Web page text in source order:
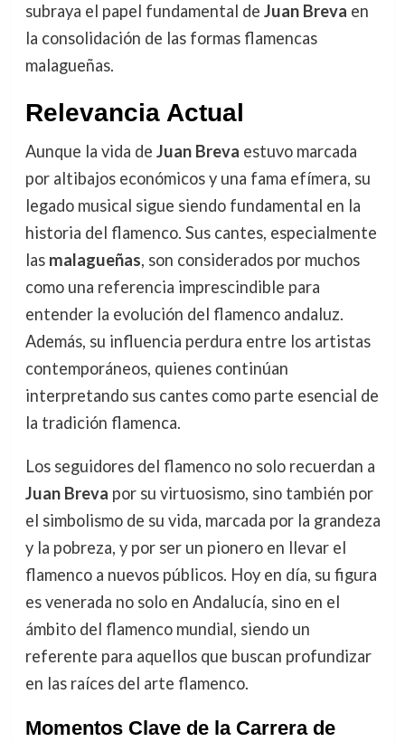
subraya el papel fundamental de Juan Breva en
la consolidación de las formas flamencas
malagueñas.
Relevancia Actual
Aunque la vida de Juan Breva estuvo marcada
por altibajos económicos y una fama efímera, su
legado musical sigue siendo fundamental en la
historia del flamenco. Sus cantes, especialmente
las malagueñas, son considerados por muchos
como una referencia imprescindible para
entender la evolución del flamenco andaluz.
Además, su influencia perdura entre los artistas
contemporáneos, quienes continúan
interpretando sus cantes como parte esencial de
la tradición flamenca.
Los seguidores del flamenco no solo recuerdan a
Juan Breva por su virtuosismo, sino también por
el simbolismo de su vida, marcada por la grandeza
y la pobreza, y por ser un pionero en llevar el
flamenco a nuevos públicos. Hoy en día, su figura
es venerada no solo en Andalucía, sino en el
ámbito del flamenco mundial, siendo un
referente para aquellos que buscan profundizar
en las raíces del arte flamenco.
Momentos Clave de la Carrera de